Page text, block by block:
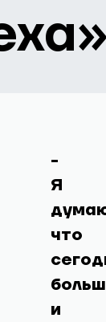
-
Я
что
и